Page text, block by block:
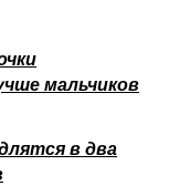
мальчиков
в два